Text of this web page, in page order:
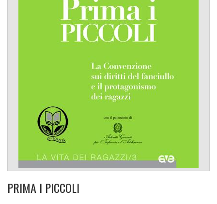
PRIMA I PICCOLI